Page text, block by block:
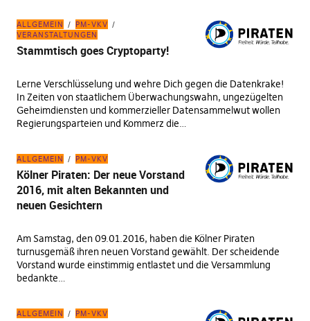
ALLGEMEIN
PM-VKV
VERANSTALTUNGEN
Stammtisch goes Cryptoparty!
Lerne Verschlüsselung und wehre Dich gegen die Datenkrake!
In Zeiten von staatlichem Überwachungswahn, ungezügelten
Geheimdiensten und kommerzieller Datensammelwut wollen
Regierungsparteien und Kommerz die…
ALLGEMEIN PM-VKV
Kölner Piraten: Der neue Vorstand
2016, mit alten Bekannten und
neuen Gesichtern
Am Samstag, den 09.01.2016, haben die Kölner Piraten
turnusgemäß ihren neuen Vorstand gewählt. Der scheidende
Vorstand wurde einstimmig entlastet und die Versammlung
bedankte…
ALLGEMEIN PM-VKV